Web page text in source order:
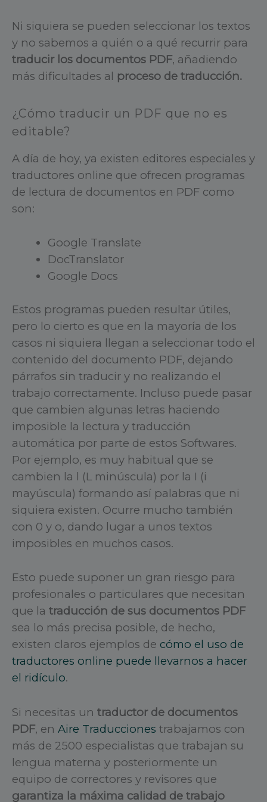
Ni siquiera se pueden seleccionar los textos
y no sabemos a quién o a qué recurrir para
traducir los documentos PDF, añadiendo
más dificultades al proceso de traducción.
¿Cómo traducir un PDF que no es
editable?
A día de hoy, ya existen editores especiales y
traductores online que ofrecen programas
de lectura de documentos en PDF como
son:
Google Translate
DocTranslator
Google Docs
Estos programas pueden resultar útiles,
pero lo cierto es que en la mayoría de los
casos ni siquiera llegan a seleccionar todo el
contenido del documento PDF, dejando
párrafos sin traducir y no realizando el
trabajo correctamente. Incluso puede pasar
que cambien algunas letras haciendo
imposible la lectura y traducción
automática por parte de estos Softwares.
Por ejemplo, es muy habitual que se
cambien la l (L minúscula) por la I (i
mayúscula) formando así palabras que ni
siquiera existen. Ocurre mucho también
con 0 y o, dando lugar a unos textos
imposibles en muchos casos.
Esto puede suponer un gran riesgo para
profesionales o particulares que necesitan
que la traducción de sus documentos PDF
sea lo más precisa posible, de hecho,
existen claros ejemplos de cómo el uso de
traductores online puede llevarnos a hacer
el ridículo.
Si necesitas un traductor de documentos
PDF, en Aire Traducciones trabajamos con
más de 2500 especialistas que trabajan su
lengua materna y posteriormente un
equipo de correctores y revisores que
garantiza la máxima calidad de trabajo